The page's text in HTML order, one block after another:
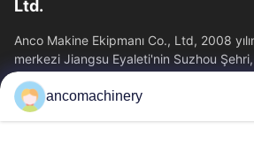
Ltd.
Anco Makine Ekipmanı Co., Ltd, 2008
merkezi Jiangsu Eyaleti'nin Suzhou
Şehri'nde yer almaktadır.
Hızlı Bağlantılar
ancomachinery